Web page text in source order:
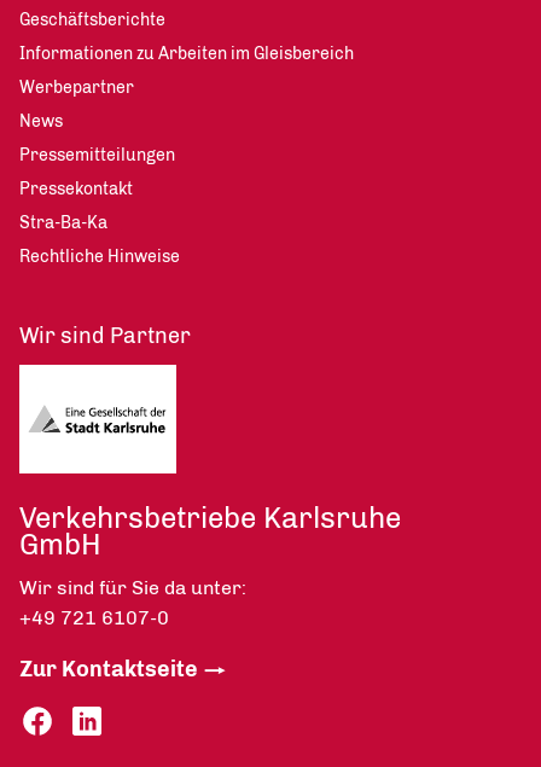
Geschäftsberichte
Informationen zu Arbeiten im Gleisbereich
Werbepartner
News
Pressemitteilungen
Pressekontakt
Stra-Ba-Ka
Rechtliche Hinweise
Wir sind Partner
Verkehrsbetriebe Karlsruhe
GmbH
Wir sind für Sie da unter:
+49 721 6107-0
Zur Kontaktseite